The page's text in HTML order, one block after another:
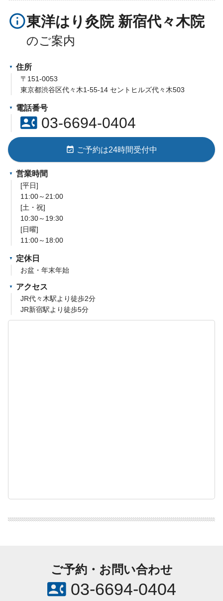
info_outline東洋はり灸院 新宿代々木院
住所
〒151-0053
東京都渋谷区代々木1-55-14 セントヒルズ代々木503
電話番号
contact_phone03-6694-0404
event_available ご予約は24時間受付中
営業時間
[平日]
11:00～21:00
[土・祝]
10:30～19:30
[日曜]
11:00～18:00
定休日
お盆・年末年始
アクセス
JR代々木駅より徒歩2分
JR新宿駅より徒歩5分
ご予約・お問い合わせ
contact_phone03-6694-0404